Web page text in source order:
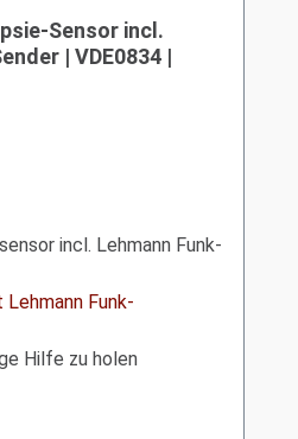
Sensor incl.
| VDE0834 |
incl. Lehmann Funk-
Funk-
Hilfe zu holen